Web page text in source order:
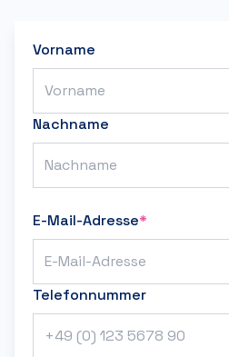
Vorname
Nachname
E-Mail-Adresse*
Telefonnummer